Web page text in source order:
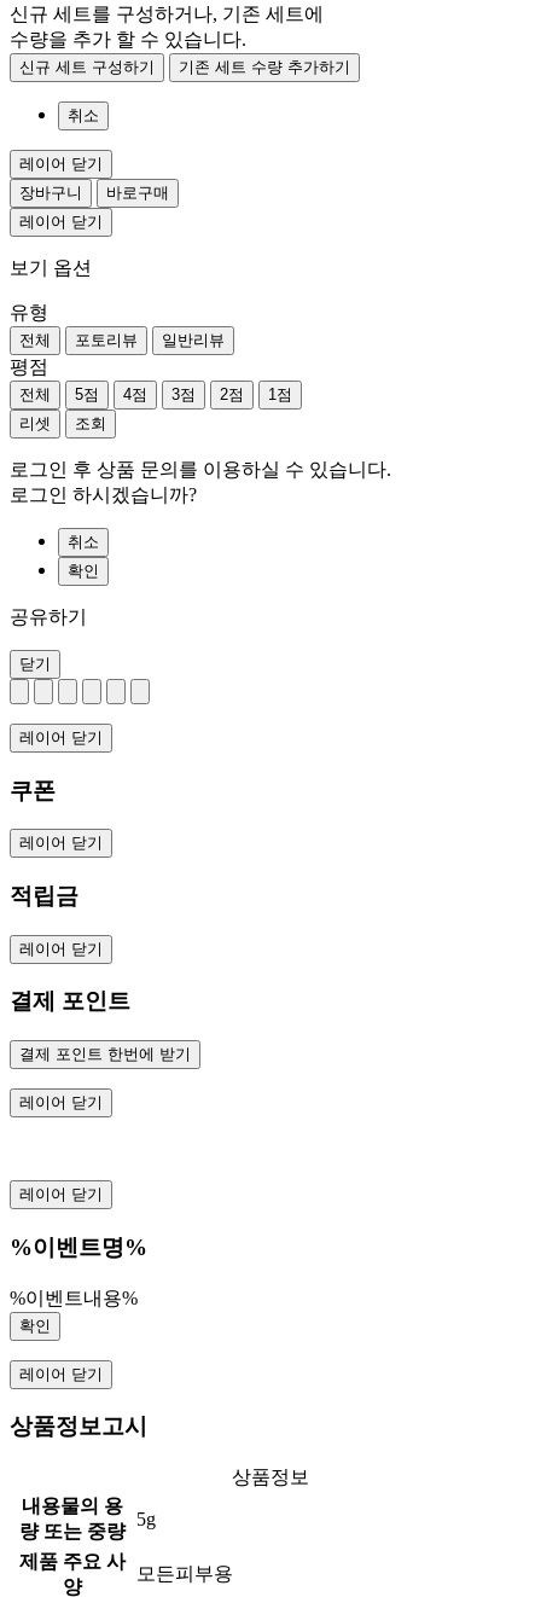
신규 세트를 구성하거나, 기존 세트에
수량을 추가 할 수 있습니다.
신규 세트 구성하기 기존 세트 수량 추가하기
취소
레이어 닫기
장바구니
바로구매
레이어 닫기
보기 옵션
유형
전체 포토리뷰 일반리뷰
평점
전체 5점 4점 3점 2점
1점
리셋
조회
로그인 후 상품 문의를 이용하실 수 있습니다.
로그인 하시겠습니까?
취소
확인
공유하기
닫기
레이어 닫기
쿠폰
레이어 닫기
적립금
레이어 닫기
결제 포인트
결제 포인트 한번에 받기
레이어 닫기
레이어 닫기
%이벤트명%
%이벤트내용%
확인
레이어 닫기
상품정보고시
상품정보
내용물의 용
량 또는 중량
5g
제품 주요 사
양
모든피부용